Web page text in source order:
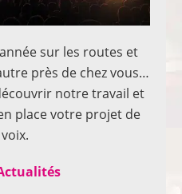
sur les routes et
près de chez vous…
notre travail et
place votre projet de